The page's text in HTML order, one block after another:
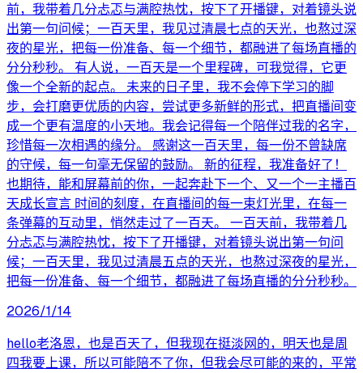
前，我带着几分忐忑与满腔热忱，按下了开播键，对着镜头说
出第一句问候；一百天里，我见过清晨七点的天光，也熬过深
夜的星光，把每一份准备、每一个细节，都融进了每场直播的
分分秒秒。 有人说，一百天是一个里程碑，可我觉得，它更
像一个全新的起点。 未来的日子里，我不会停下学习的脚
步，会打磨更优质的内容，尝试更多新鲜的形式，把直播间变
成一个更有温度的小天地。我会记得每一个陪伴过我的名字，
珍惜每一次相遇的缘分。 感谢这一百天里，每一份不曾缺席
的守候，每一句毫无保留的鼓励。 新的征程，我准备好了！
也期待，能和屏幕前的你，一起奔赴下一个、又一个一主播百
天成长宣言 时间的刻度，在直播间的每一束灯光里，在每一
条弹幕的互动里，悄然走过了一百天。 一百天前，我带着几
分忐忑与满腔热忱，按下了开播键，对着镜头说出第一句问
候；一百天里，我见过清晨五点的天光，也熬过深夜的星光，
把每一份准备、每一个细节，都融进了每场直播的分分秒秒。
2026/1/14
hello老洛恩，也是百天了，但我现在挺淡网的，明天也是周
四我要上课，所以可能陪不了你，但我会尽可能的来的，平常